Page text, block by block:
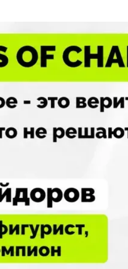
в себя
меняет сам
Олимпийский
серебряный
годы
Шайдорова: делать